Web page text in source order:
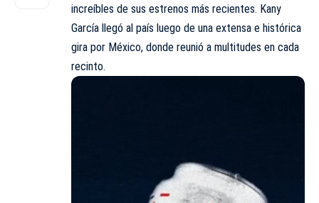
increíbles de sus estrenos más recientes. Kany
García llegó al país luego de una extensa e histórica
gira por México, donde reunió a multitudes en cada
recinto.